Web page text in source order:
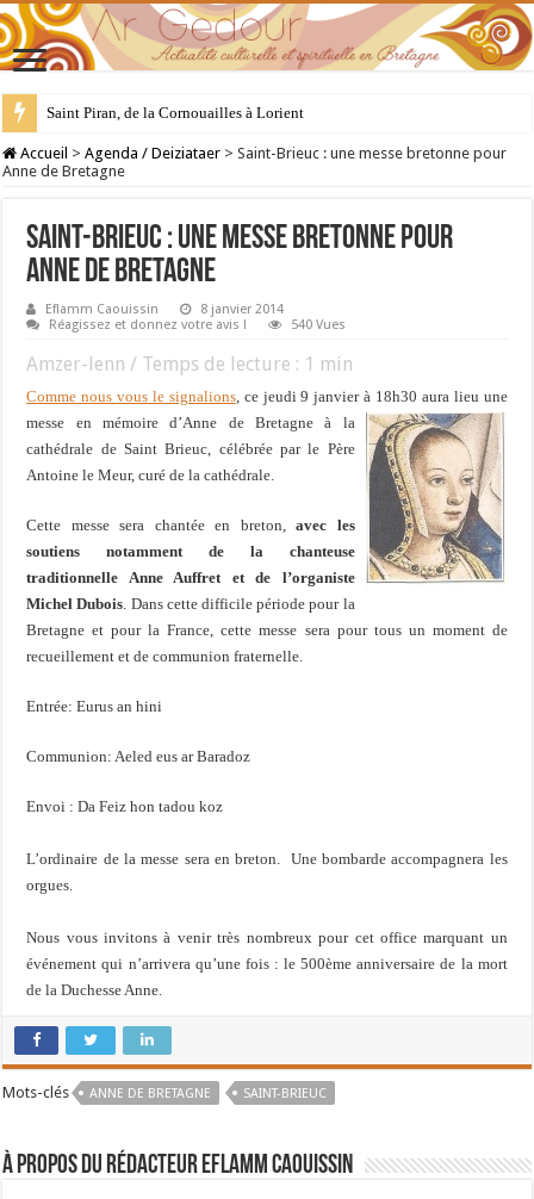
Saint Piran, de la Cornouailles à Lorient
28 juillet : Saint Samson de Dol, père de la Bretagne chrétienne
Accueil > Agenda / Deiziataer > Saint-Brieuc : une messe bretonne pour
Anne de Bretagne
Saint-Brieuc : une messe bretonne pour
Anne de Bretagne
Eflamm Caouissin
8 janvier 2014
Réagissez et donnez votre avis !
540 Vues
Amzer-lenn / Temps de lecture : 1 min
Comme nous vous le signalions, ce jeudi 9 janvier à 18h30 aura lieu une
messe en mémoire d’Anne de Bretagne à la
cathédrale de Saint Brieuc, célébrée par le Père
Antoine le Meur, curé de la cathédrale.
Cette messe sera chantée en breton,avec les
soutiens notamment de la chanteuse
traditionnelle Anne Auffret et de l’organiste
Michel Dubois . Dans cette difficile période pour la
Bretagne et pour la France, cette messe sera pour tous un moment de
recueillement et de communion fraternelle.
Entrée: Eurus an hini
Communion: Aeled eus ar Baradoz
Envoi : Da Feiz hon tadou koz
L’ordinaire de la messe sera en breton. Une bombarde accompagnera les
orgues.
Nous vous invitons à venir très nombreux pour cet office marquant un
événement qui n’arrivera qu’une fois : le 500ème anniversaire de la mort
de la Duchesse Anne.
Mots-clés ANNE DE BRETAGNE SAINT-BRIEUC
À propos du rédacteur Eflamm Caouissin